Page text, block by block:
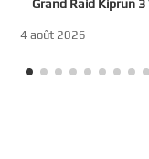
Grand Raid Kiprun
4 août 2026